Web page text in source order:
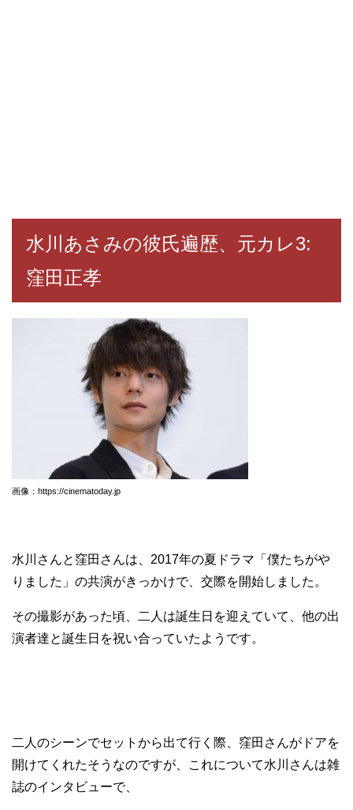
水川あさみの彼氏遍歴、元カレ3:
窪田正孝
画像：https://cinematoday.jp
水川さんと窪田さんは、2017年の夏ドラマ「僕たちがや
りました」の共演がきっかけで、交際を開始しました。
その撮影があった頃、二人は誕生日を迎えていて、他の出
演者達と誕生日を祝い合っていたようです。
二人のシーンでセットから出て行く際、窪田さんがドアを
開けてくれたそうなのですが、これについて水川さんは雑
誌のインタビューで、